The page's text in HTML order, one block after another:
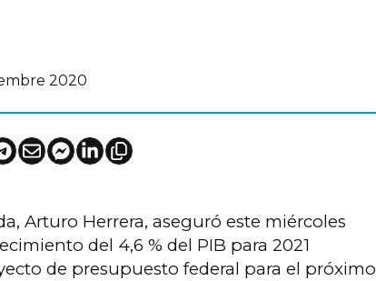
2020
Arturo Herrera, aseguró este miércoles
del 4,6 % del PIB para 2021
de presupuesto federal para el próximo